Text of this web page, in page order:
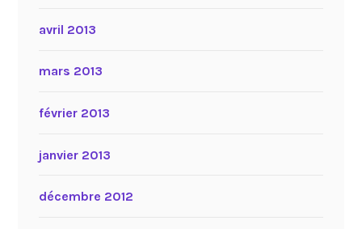
avril 2013
mars 2013
février 2013
janvier 2013
décembre 2012